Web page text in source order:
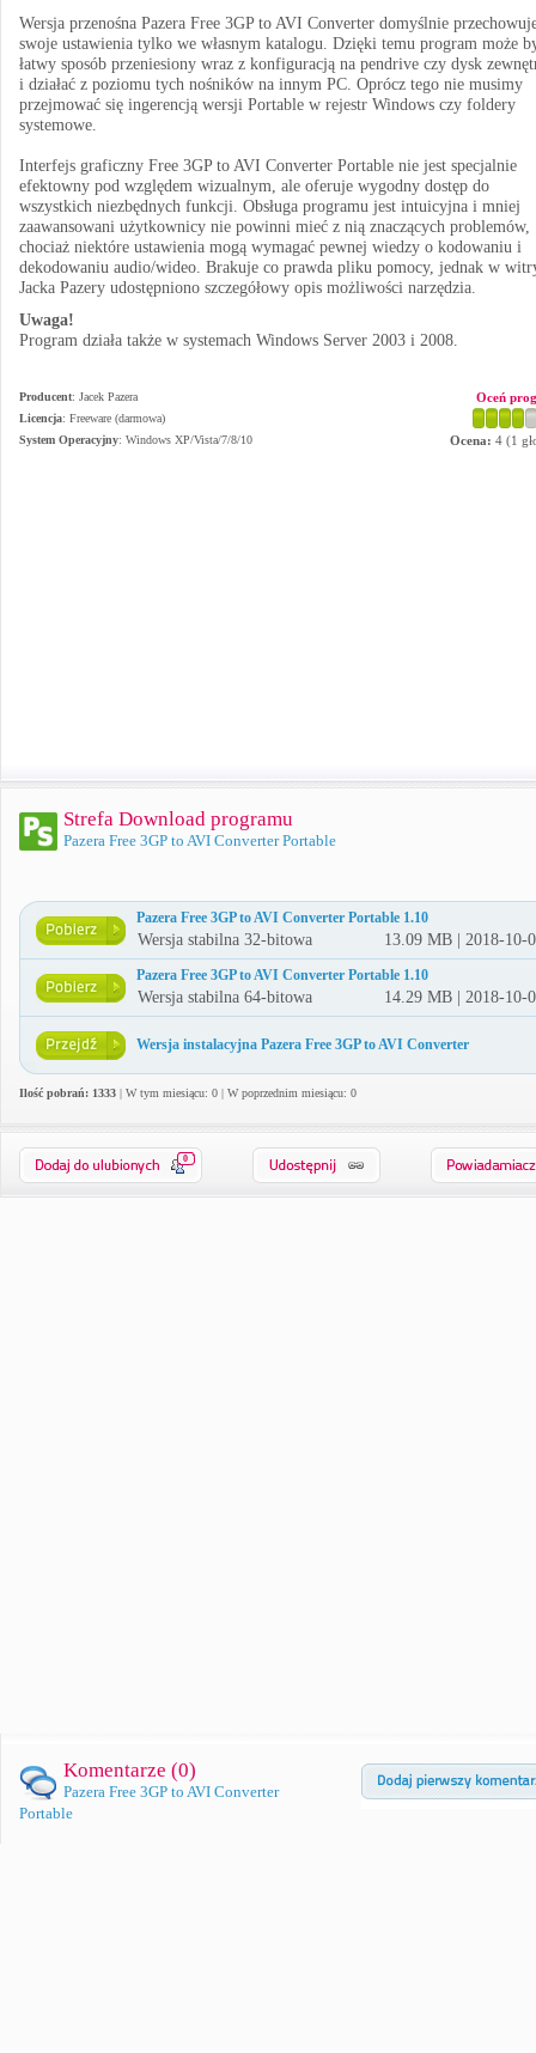
Wersja przenośna Pazera Free 3GP to AVI Converter domyślnie
swoje ustawienia tylko we własnym katalogu. Dzięki temu program może
łatwy sposób przeniesiony wraz z konfiguracją na pendrive czy dysk
i działać z poziomu tych nośników na innym PC. Oprócz tego nie musimy
przejmować się ingerencją wersji Portable w rejestr Windows czy foldery
systemowe.
Interfejs graficzny Free 3GP to AVI Converter Portable nie jest specjalnie
efektowny pod względem wizualnym, ale oferuje wygodny dostęp do
wszystkich niezbędnych funkcji. Obsługa programu jest intuicyjna i mniej
zaawansowani użytkownicy nie powinni mieć z nią znaczących problemów,
chociaż niektóre ustawienia mogą wymagać pewnej wiedzy o kodowaniu i
dekodowaniu audio/wideo. Brakuje co prawda pliku pomocy, jednak w
Jacka Pazery udostępniono szczegółowy opis możliwości narzędzia.
Uwaga!
Program działa także w systemach Windows Server 2003 i 2008.
Producent: Jacek Pazera
Licencja: Freeware (darmowa)
System Operacyjny: Windows XP/Vista/7/8/10
Oceń
Ocena: 4 (1
Strefa Download programu
Pazera Free 3GP to AVI Converter Portable
Pazera Free 3GP to AVI Converter Portable 1.10
Wersja stabilna 32-bitowa 13.09 MB | 2018-10-
Pazera Free 3GP to AVI Converter Portable 1.10
Wersja stabilna 64-bitowa 14.29 MB | 2018-10-
Wersja instalacyjna Pazera Free 3GP to AVI Converter
Ilość pobrań: 1333 | W tym miesiącu: 0 | W poprzednim miesiącu: 0
0
Komentarze (0)
Pazera Free 3GP to AVI Converter
Portable